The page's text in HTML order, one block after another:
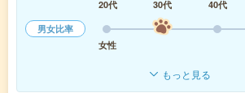
20代
30代 40代
男女比率
女性
もっと見る